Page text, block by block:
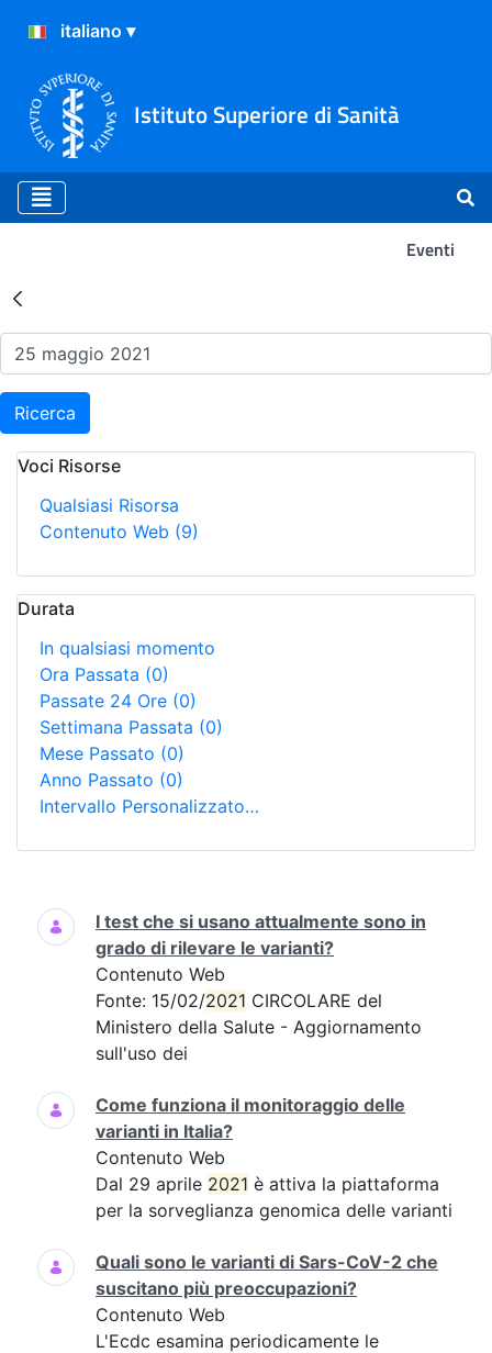
Istituto Superiore di Sanità
Eventi
Risultati della Ricerca -
Ricerca
Voci Risorse
Qualsiasi Risorsa
Contenuto Web (9)
Durata
In qualsiasi momento
Ora Passata (0)
Passate 24 Ore (0)
Settimana Passata (0)
Mese Passato (0)
Anno Passato (0)
Intervallo Personalizzato…
Ricerca
I test che si usano attualmente sono in
grado di rilevare le varianti?
Contenuto Web
Fonte: 15/02/2021 CIRCOLARE del
Ministero della Salute - Aggiornamento
sull'uso dei
Come funziona il monitoraggio delle
varianti in Italia?
Contenuto Web
Dal 29 aprile 2021 è attiva la piattaforma
per la sorveglianza genomica delle varianti
Quali sono le varianti di Sars-CoV-2 che
suscitano più preoccupazioni?
Contenuto Web
L'Ecdc esamina periodicamente le